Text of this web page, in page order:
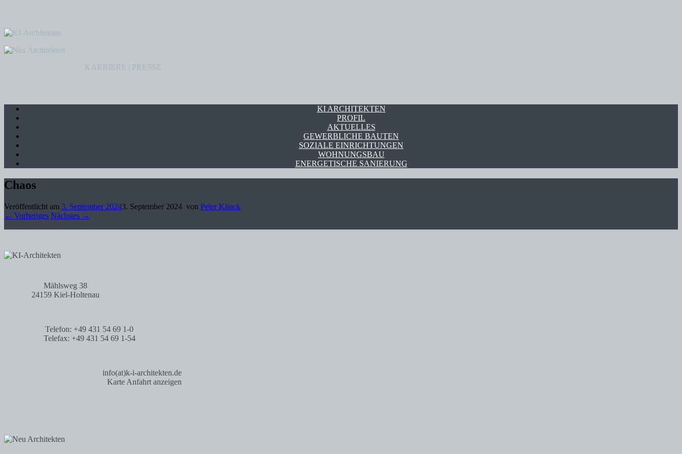
KARRIERE | PRESSE
KI ARCHITEKTEN
PROFIL
AKTUELLES
GEWERBLICHE BAUTEN
SOZIALE EINRICHTUNGEN
WOHNUNGSBAU
ENERGETISCHE SANIERUNG
Chaos
Veröffentlicht am 3. September 20243. September 2024 von Peter Klinck
← Vorheriges Nächstes →
Mählsweg 38
24159 Kiel-Holtenau
Telefon: +49 431 54 69 1-0
Telefax: +49 431 54 69 1-54
info(at)k-i-architekten.de
Karte Anfahrt anzeigen